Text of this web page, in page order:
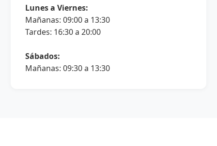
Lunes a Viernes:
Mañanas: 09:00 a 13:30
Tardes: 16:30 a 20:00
Sábados:
Mañanas: 09:30 a 13:30